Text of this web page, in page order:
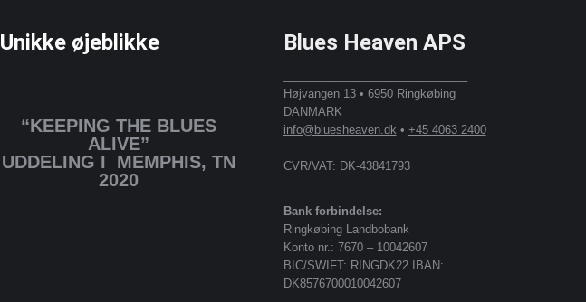
Unikke øjeblikke
“KEEPING THE BLUES
ALIVE”
UDDELING I MEMPHIS, TN
2020
Blues Heaven APS
Højvangen 13 • 6950 Ringkøbing
DANMARK
info@bluesheaven.dk • +45 4063 2400
CVR/VAT: DK-43841793
Bank forbindelse:
Ringkøbing Landbobank
Konto nr.: 7670 – 10042607
BIC/SWIFT: RINGDK22 IBAN:
DK8576700010042607